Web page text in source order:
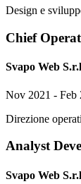
Design e
Chief
Svapo Web
Nov 2021 - Feb
Direzione
Analyst
Svapo Web